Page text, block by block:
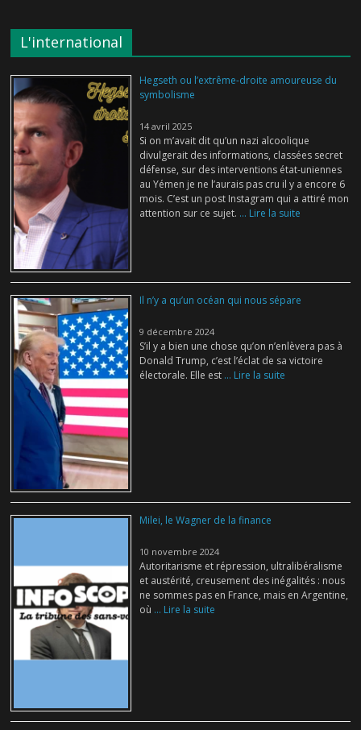
L'international
Hegseth ou l’extrême-droite amoureuse du
symbolisme
14 avril 2025
Si on m’avait dit qu’un nazi alcoolique
divulgerait des informations, classées secret
défense, sur des interventions état-uniennes
au Yémen je ne l’aurais pas cru il y a encore 6
mois. C’est un post Instagram qui a attiré mon
attention sur ce sujet. ... Lire la suite
Il n’y a qu’un océan qui nous sépare
9 décembre 2024
S’il y a bien une chose qu’on n’enlèvera pas à
Donald Trump, c’est l’éclat de sa victoire
électorale. Elle est ... Lire la suite
Milei, le Wagner de la finance
10 novembre 2024
Autoritarisme et répression, ultralibéralisme
et austérité, creusement des inégalités : nous
ne sommes pas en France, mais en Argentine,
où ... Lire la suite